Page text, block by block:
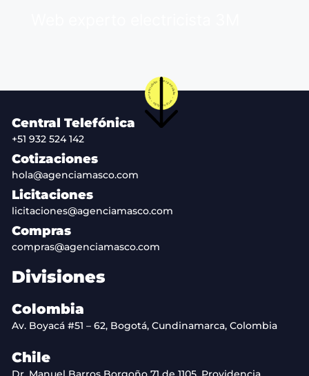
Central Telefónica
+51 932 524 142
Cotizaciones
hola@agenciamasco.com
Licitaciones
licitaciones@agenciamasco.com
Compras
compras@agenciamasco.com
Divisiones
Colombia
Av. Boyacá #51 – 62, Bogotá, Cundinamarca, Colombia
Chile